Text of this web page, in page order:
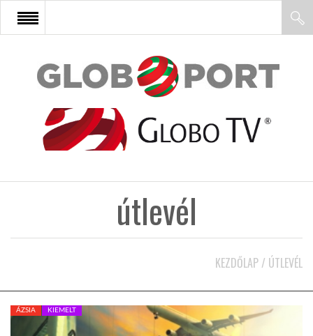
FŐOLDAL
AFRIKA
útlevél
KEZDŐLAP / ÚTLEVÉL
ÁZSIA KIEMELT